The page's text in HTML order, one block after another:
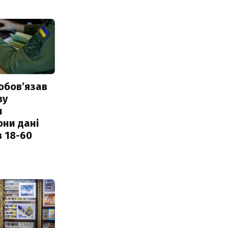
дані
18-60